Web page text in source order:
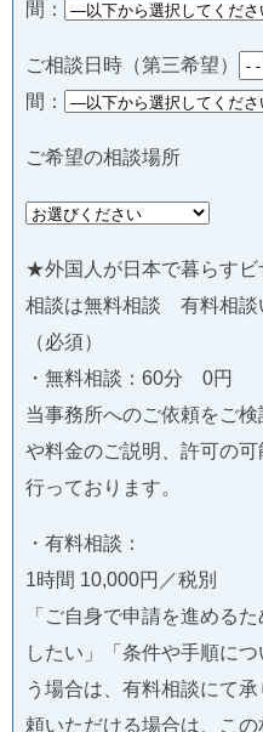
間：
ご相談日時（第三希望）
間：
ご希望の相談場所
★外国人が日本で暮らすビ
相談は無料相談 有料相談
（必須）
・無料相談：60分 0円
当事務所へのご依頼をご
や料金のご説明、許可の
行っております。
・有料相談：
1時間 10,000円／税別
「ご自身で申請を進める
したい」「条件や手順に
う場合は、有料相談にて
頼いただける場合は、こ